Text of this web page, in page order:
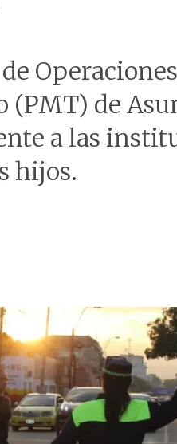
de
a las
hijos.